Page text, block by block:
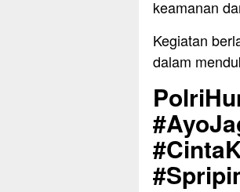
keamanan
Kegiatan
dalam